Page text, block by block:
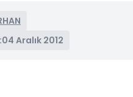
04 Aralık 2012